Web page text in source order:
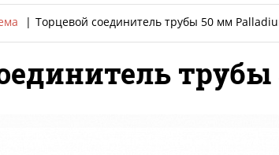
Торцевой соединитель трубы 50 мм